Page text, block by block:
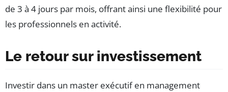
de 3 à 4 jours par mois, offrant ainsi une flexibilité pour
les professionnels en activité.
Le retour sur investissement
Investir dans un master exécutif en management